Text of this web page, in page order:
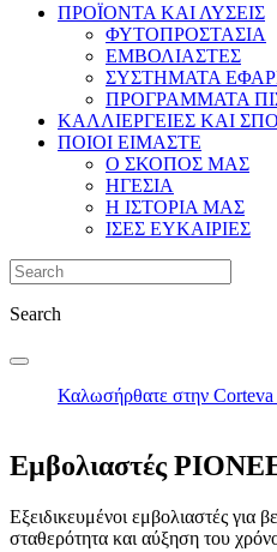
ΠΡΟΪΟΝΤΑ ΚΑΙ ΛΥΣΕΙΣ
ΦΥΤΟΠΡΟΣΤΑΣΙΑ
ΕΜΒΟΛΙΑΣΤΕΣ
ΣΥΣΤΗΜΑΤΑ
ΠΡΟΓΡΑΜΜΑΤΑ
ΚΑΛΛΙΕΡΓΕΙΕΣ ΚΑΙ
ΠΟΙΟΙ ΕΙΜΑΣΤΕ
Ο ΣΚΟΠΟΣ ΜΑΣ
ΗΓΕΣΙΑ
Η ΙΣΤΟΡΙΑ ΜΑΣ
ΙΣΕΣ ΕΥΚΑΙΡΙΕΣ
Search
Καλωσήρθατε στην
Εμβολιαστές
Εξειδικευμένοι εμβολιαστές για
σταθερότητα και αύξηση του